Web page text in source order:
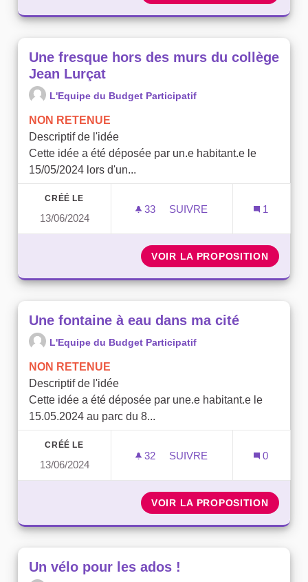
Une fresque hors des murs du collège
Jean Lurçat
L'Equipe du Budget Participatif
NON RETENUE
Descriptif de l'idée
Cette idée a été déposée par un.e habitant.e le
15/05/2024 lors d'un...
CRÉÉ LE
13/06/2024
33 33 ABONNÉS
SUIVRE
1
VOIR LA PROPOSITION UNE
Une fontaine à eau dans ma cité
L'Equipe du Budget Participatif
NON RETENUE
Descriptif de l'idée
Cette idée a été déposée par une.e habitant.e le
15.05.2024 au parc du 8...
CRÉÉ LE
13/06/2024
32 32 ABONNÉS
SUIVRE
0
VOIR LA PROPOSITION UNE
Un vélo pour les ados !